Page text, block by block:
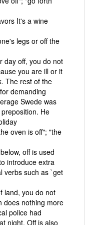
It's a wine
legs or off the
day off, you do not
you are ill or it
The rest of the
demanding
Swede was
He
oven is off"; "the
off is used
introduce extra
verbs such as `get
land, you do not
does nothing more
police had
night. Off is also